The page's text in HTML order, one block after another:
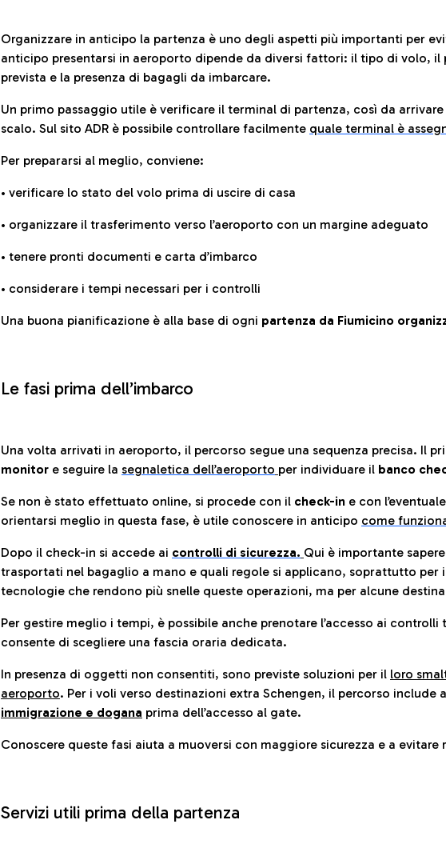
Organizzare in anticipo la partenza è uno degli aspetti più importanti per
anticipo presentarsi in aeroporto dipende da diversi fattori: il tipo di volo, il
prevista e la presenza di bagagli da imbarcare.
Un primo passaggio utile è verificare il terminal di partenza, così da
scalo. Sul sito ADR è possibile controllare facilmente quale terminal è
Per prepararsi al meglio, conviene:
• verificare lo stato del volo prima di uscire di casa
• organizzare il trasferimento verso l’aeroporto con un margine adeguato
• tenere pronti documenti e carta d’imbarco
• considerare i tempi necessari per i controlli
Una buona pianificazione è alla base di ogni partenza da Fiumicino
Le fasi prima dell’imbarco
Una volta arrivati in aeroporto, il percorso segue una sequenza precisa. Il
monitor e seguire la segnaletica dell’aeroporto per individuare il banco
Se non è stato effettuato online, si procede con il check-in e con
orientarsi meglio in questa fase, è utile conoscere in anticipo come
Dopo il check-in si accede ai controlli di sicurezza. Qui è importante
trasportati nel bagaglio a mano e quali regole si applicano, soprattutto per
tecnologie che rendono più snelle queste operazioni, ma per alcune
Per gestire meglio i tempi, è possibile anche prenotare l’accesso ai controlli
consente di scegliere una fascia oraria dedicata.
In presenza di oggetti non consentiti, sono previste soluzioni per il loro
aeroporto. Per i voli verso destinazioni extra Schengen, il percorso include
immigrazione e dogana prima dell’accesso al gate.
Conoscere queste fasi aiuta a muoversi con maggiore sicurezza e a evitare
Servizi utili prima della partenza